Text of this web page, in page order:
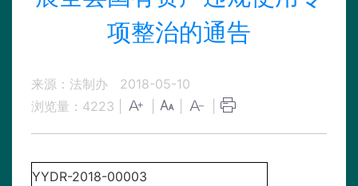
项整治的通告
来源：法制办
2018-05-10
浏览量： 4223
YYDR-2018-00003